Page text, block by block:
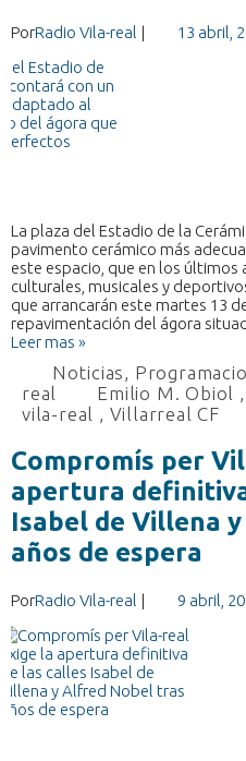
PorRadio Vila-real | 13 abril,
La plaza del Estadio de la
pavimento cerámico más
este espacio, que en los últimos
culturales, musicales y
que arrancarán este martes 13
repavimentación del ágora
Leer mas »
Noticias,
real
Emilio M. Obiol ,
vila-real , Villarreal CF
Compromís per
apertura
Isabel de Villena
años de espera
PorRadio Vila-real | 9 abril,